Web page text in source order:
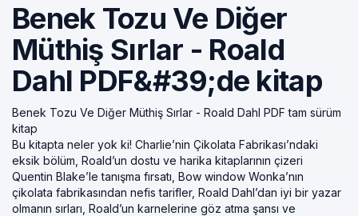
Benek Tozu Ve Diğer
Müthiş Sırlar - Roald
Dahl PDF&#39;de kitap
Benek Tozu Ve Diğer Müthiş Sırlar - Roald Dahl PDF tam sürüm
kitap
Bu kitapta neler yok ki! Charlie’nin Çikolata Fabrikası’ndaki
eksik bölüm, Roald’un dostu ve harika kitaplarının çizeri
Quentin Blake’le tanışma fırsatı, Bow window Wonka’nın
çikolata fabrikasından nefis tarifler, Roald Dahl’dan iyi bir yazar
olmanın sırları, Roald’un karnelerine göz atma şansı ve